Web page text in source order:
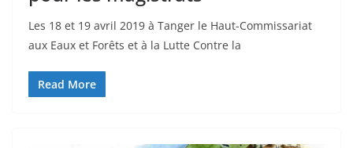
Les 18 et 19 avril 2019 à Tanger le Haut-Commissariat
aux Eaux et Forêts et à la Lutte Contre la
Read More